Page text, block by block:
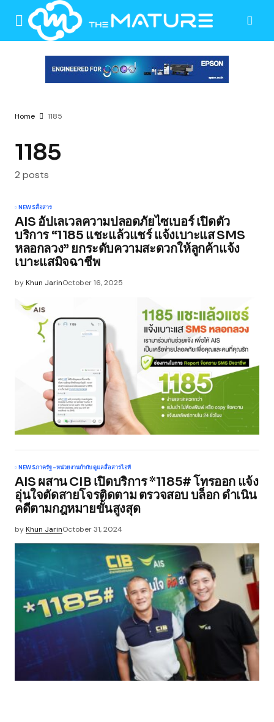
Home 1185
1185
2 posts
NEWSสื่อสาร
AIS อัปเลเวลความปลอดภัยไซเบอร์ เปิดตัว
บริการ “1185 แชะแล้วแชร์ แจ้งเบาะแส SMS
หลอกลวง” ยกระดับความสะดวกให้ลูกค้าแจ้ง
เบาะแสมิจฉาชีพ
byKhun JarinOctober 16, 2025
NEWSภาครัฐ-หน่วยงานกำกับดูแลสื่อสารไอที
AIS ผสาน CIB เปิดบริการ *1185# โทรออก แจ้ง
อุ่นใจตัดสายโจรติดตาม ตรวจสอบ บล็อก ดำเนิน
คดีตามกฎหมายขั้นสูงสุด
byKhun JarinOctober 31, 2024